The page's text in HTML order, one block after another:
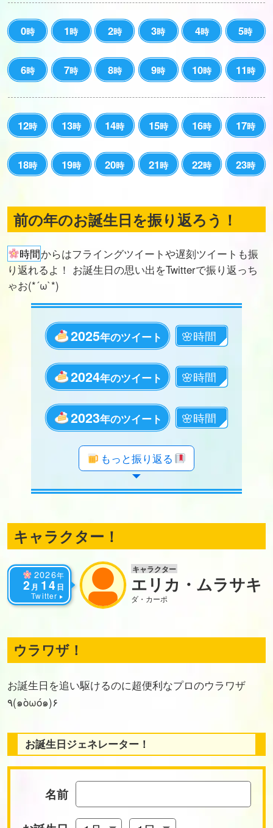
0時 1時 2時 3時 4時 5時
6時 7時 8時 9時 10時 11時
12時 13時 14時 15時 16時 17時
18時 19時 20時 21時 22時 23時
前の年のお誕生日を振り返ろう！
時間からはフライングツイートや遅刻ツイートも振
り返れるよ！ お誕生日の思い出をTwitterで振り返っち
ゃお(*´ω`*)
2025年のツイート
2024年のツイート
2023年のツイート
年のツイート
年のツイート
年のツイート
年のツイート
年のツイート
年のツイート
年のツイート
年のツイート
年のツイート
年のツイート
年のツイート
年のツイート
年のツイート
年のツイート
年のツイート
年のツイート
年のツイート
もっと振り返る
キャラクター！
2026年
2 月 14 日
Twitter
キャラクター
エリカ・ムラサキ
ダ・カーポ
ウラワザ！
お誕生日を追い駆けるのに超便利なプロのウラワザ
٩(๑òωó๑)۶
お誕生日ジェネレーター！
名前